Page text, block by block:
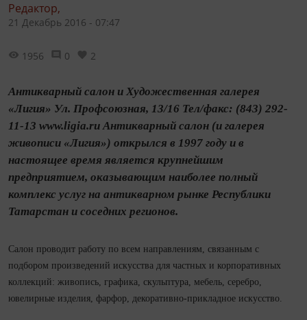
Редактор,
21 Декабрь 2016 - 07:47
1956 0 2
Антикварный салон и Художественная галерея
«Лигия» Ул. Профсоюзная, 13/16 Тел/факс: (843) 292-
11-13 www.ligia.ru Антикварный салон (и галерея
живописи «Лигия») открылся в 1997 году и в
настоящее время является крупнейшим
предприятием, оказывающим наиболее полный
комплекс услуг на антикварном рынке Республики
Татарстан и соседних регионов.
Салон проводит работу по всем направлениям, связанным с
подбором произведений искусства для частных и корпоративных
коллекций: живопись, графика, скульптура, мебель, серебро,
ювелирные изделия, фарфор, декоративно‑прикладное искусство.